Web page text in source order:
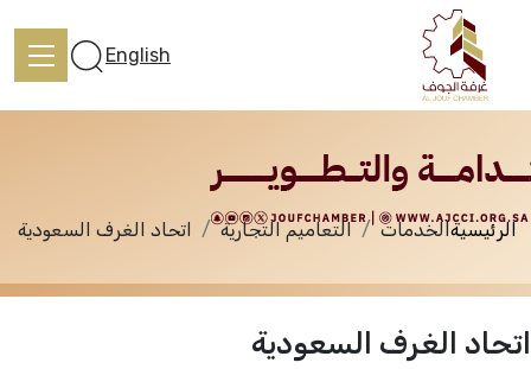
تعرف علينا
English
الخدمات
الرئيسيةالخدمات التعاميم التجارية اتحاد الغرف السعودية
اتحاد الغرف السعودية